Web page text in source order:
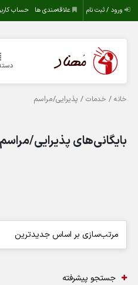
ورود / ثبت نام علاقه‌مندی ها حساب
خانه / خدمات / پذیرایی/مراسم
بایگانی‌های پذیرایی/
جستجو پیشرفته